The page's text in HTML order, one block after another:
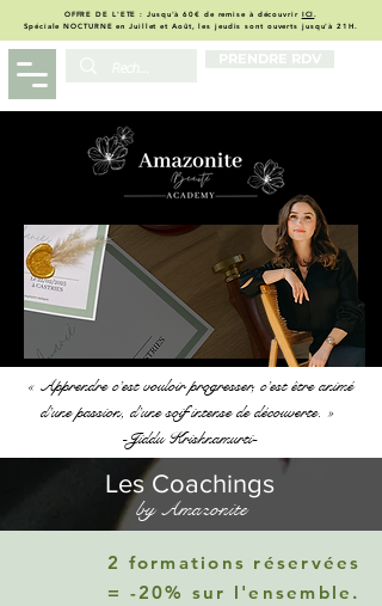
OFFRE DE L'ETE : Jusqu'à 60€ de remise à découvrir ICI.
Spéciale NOCTURNE en Juillet et Août, les jeudis sont ouverts jusqu'à 21H.
« Apprendre c’est vouloir progresser, c’est être animé
d’une passion, d’une soif intense de découverte. »
-Jiddu Krishnamurti-
Les Coachings
by Amazonite
2 formations réservées
= -20% sur l'ensemble.